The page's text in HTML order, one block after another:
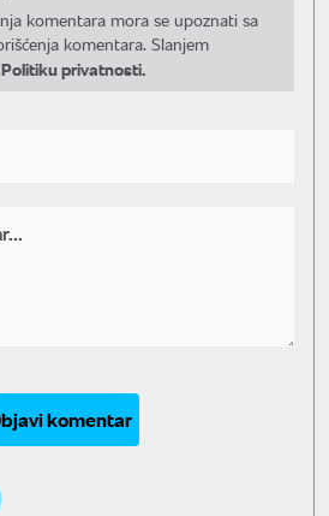
komentara mora se upoznati sa
komentara. Slanjem
Politiku privatnosti.
komentar